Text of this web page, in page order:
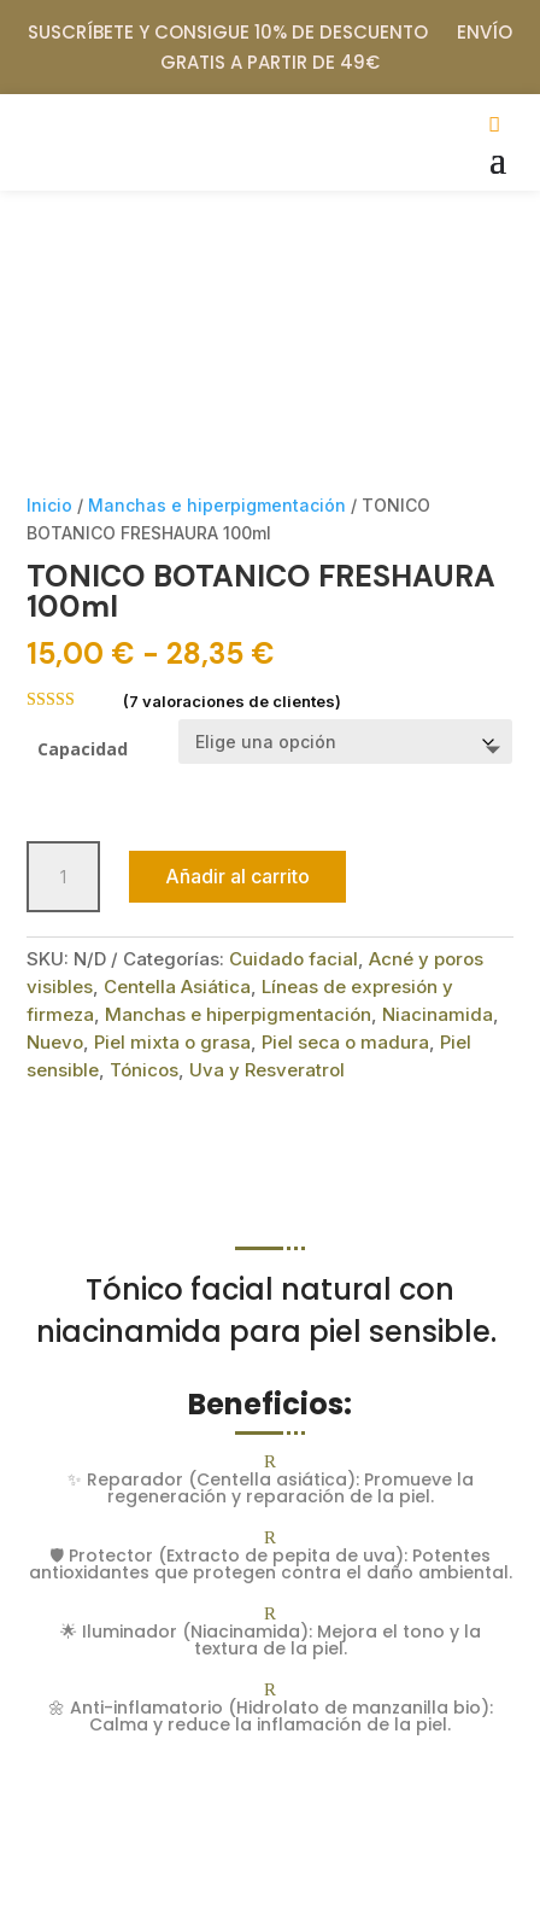
SUSCRÍBETE Y CONSIGUE 10% DE DESCUENTO ENVÍO
GRATIS A PARTIR DE 49€
Inicio / Manchas e hiperpigmentación / TONICO
BOTANICO FRESHAURA 100ml
TONICO BOTANICO FRESHAURA
100ml
15,00 € - 28,35 €
precios:
desde
15,00 €
5.00 de 5 en
base a
(7 valoraciones de clientes)
Capacidad
BOTANICO
FRESHAURA
100ml
cantidad
Añadir al carrito
SKU: N/D Categorías: Cuidado facial,Acné y poros
visibles, Centella Asiática, Líneas de expresión y
firmeza, Manchas e hiperpigmentación, Niacinamida,
Nuevo, Piel mixta o grasa, Piel seca o madura, Piel
sensible, Tónicos, Uva y Resveratrol
Tónico facial natural con
niacinamida para piel sensible.
Beneficios:
R
✨ Reparador (Centella asiática): Promueve la
regeneración y reparación de la piel.
R
🛡️ Protector (Extracto de pepita de uva): Potentes
antioxidantes que protegen contra el daño ambiental.
R
🌟 Iluminador (Niacinamida): Mejora el tono y la
textura de la piel.
R
🌼 Anti-inflamatorio (Hidrolato de manzanilla bio):
Calma y reduce la inflamación de la piel.